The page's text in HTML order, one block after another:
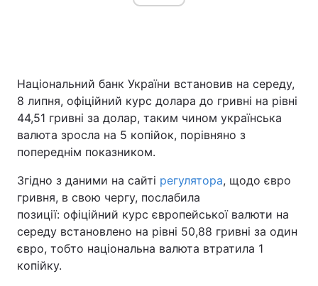
Головна Війна
Україна Політика
Економіка
Спорт Наука
Техно і зв'язок Лайт
Зброя Інциденти
Здоров'я
Національний банк України встановив на середу,
8 липня, офіційний курс долара до гривні на рівні
44,51 гривні за долар, таким чином українська
валюта зросла на 5 копійок, порівняно з
попереднім показником.
Згідно з даними на сайті регулятора, щодо євро
гривня, в свою чергу, послабила
позиції: офіційний курс європейської валюти на
середу встановлено на рівні 50,88 гривні за один
євро, тобто національна валюта втратила 1
копійку.